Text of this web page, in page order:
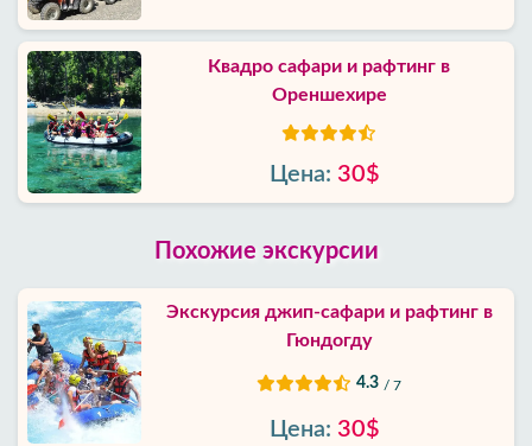
Квадро сафари и рафтинг в
Ореншехире
Цена: 30$
Похожие экскурсии
Экскурсия джип-сафари и рафтинг в
Гюндогду
4.3 / 7
Цена: 30$